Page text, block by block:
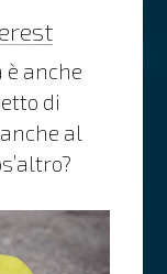
è anche
di
al